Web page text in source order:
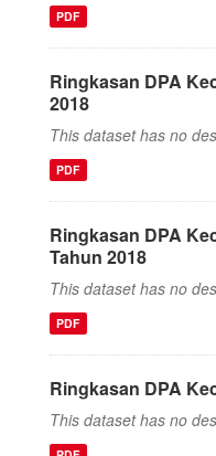
PDF
Ringkasan DPA
2018
This dataset has no
PDF
Ringkasan DPA
Tahun 2018
This dataset has no
PDF
Ringkasan DPA
This dataset has no